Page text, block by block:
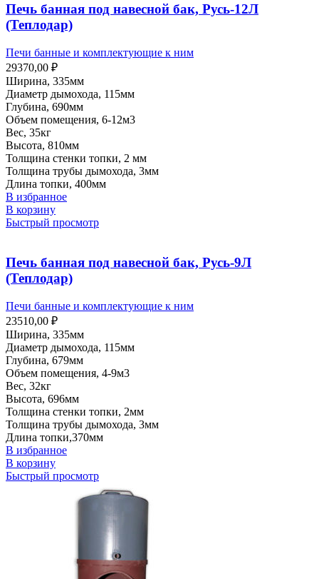
Печь банная под навесной бак, Русь-12Л
(Теплодар)
Печи банные и комплектующие к ним
29370,00 ₽
Ширина, 335мм
Диаметр дымохода, 115мм
Глубина, 690мм
Объем помещения, 6-12м3
Вес, 35кг
Высота, 810мм
Толщина стенки топки, 2 мм
Толщина трубы дымохода, 3мм
Длина топки, 400мм
В избранное
В корзину
Быстрый просмотр
Печь банная под навесной бак, Русь-9Л
(Теплодар)
Печи банные и комплектующие к ним
23510,00 ₽
Ширина, 335мм
Диаметр дымохода, 115мм
Глубина, 679мм
Объем помещения, 4-9м3
Вес, 32кг
Высота, 696мм
Толщина стенки топки, 2мм
Толщина трубы дымохода, 3мм
Длина топки,370мм
В избранное
В корзину
Быстрый просмотр